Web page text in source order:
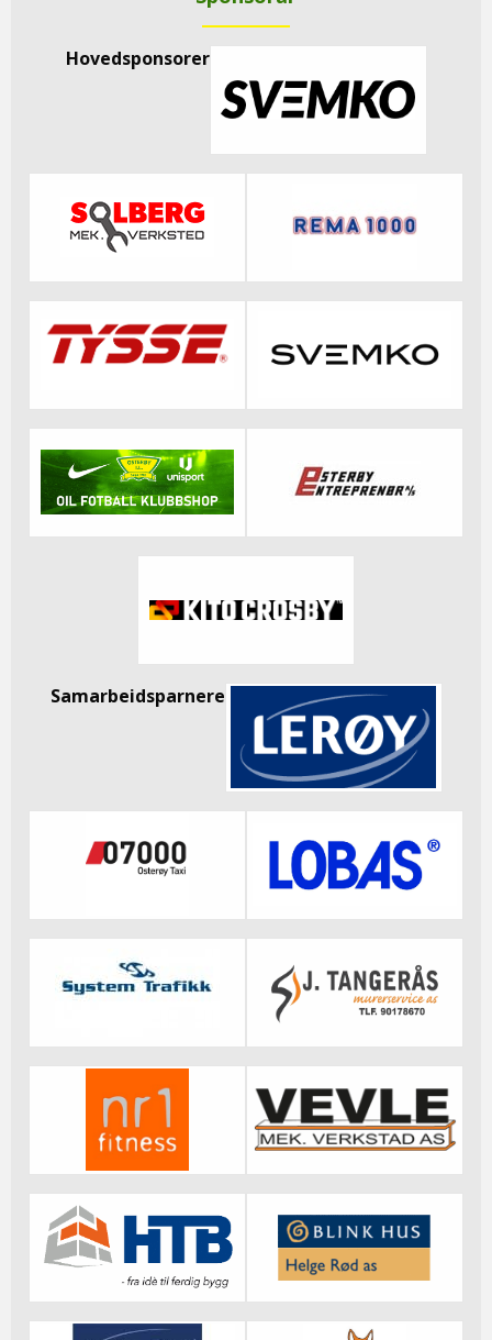
Hovedsponsorer
Samarbeidsparnere